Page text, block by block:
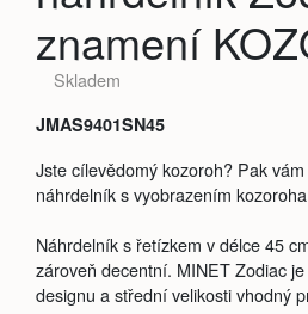
znamení
Skladem
JMAS9401SN45
Jste cílevědomý kozoroh? Pak
náhrdelník s vyobrazením
Náhrdelník s řetízkem v délce 45
zároveň decentní. MINET Zodiac
designu a střední velikosti vhodný